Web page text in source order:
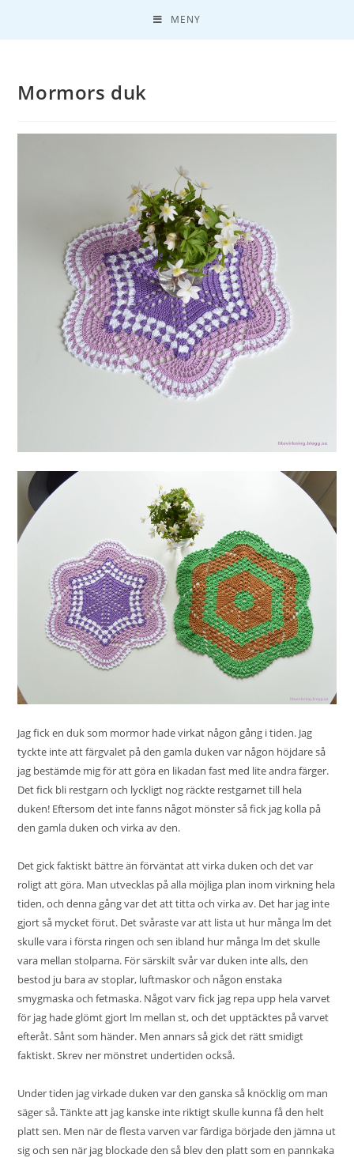
MENY
Mormors duk
Jag fick en duk som mormor hade virkat någon gång i tiden. Jag
tyckte inte att färgvalet på den gamla duken var någon höjdare så
jag bestämde mig för att göra en likadan fast med lite andra färger.
Det fick bli restgarn och lyckligt nog räckte restgarnet till hela
duken! Eftersom det inte fanns något mönster så fick jag kolla på
den gamla duken och virka av den.
Det gick faktiskt bättre än förväntat att virka duken och det var
roligt att göra. Man utvecklas på alla möjliga plan inom virkning hela
tiden, och denna gång var det att titta och virka av. Det har jag inte
gjort så mycket förut. Det svåraste var att lista ut hur många lm det
skulle vara i första ringen och sen ibland hur många lm det skulle
vara mellan stolparna. För särskilt svår var duken inte alls, den
bestod ju bara av stoplar, luftmaskor och någon enstaka
smygmaska och fetmaska. Något varv fick jag repa upp hela varvet
för jag hade glömt gjort lm mellan st, och det upptäcktes på varvet
efteråt. Sånt som händer. Men annars så gick det rätt smidigt
faktiskt. Skrev ner mönstret undertiden också.
Under tiden jag virkade duken var den ganska så knöcklig om man
säger så. Tänkte att jag kanske inte riktigt skulle kunna få den helt
platt sen. Men när de flesta varven var färdiga började den jämna ut
sig och sen när jag blockade den så blev den platt som en pannkaka